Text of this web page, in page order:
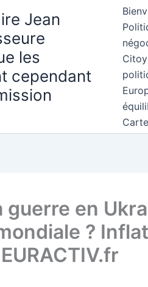
Jean
les
cependant
guerre en
?